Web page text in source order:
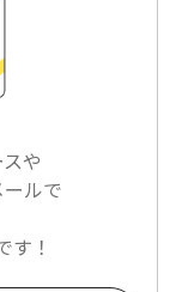
や
ルで
す！